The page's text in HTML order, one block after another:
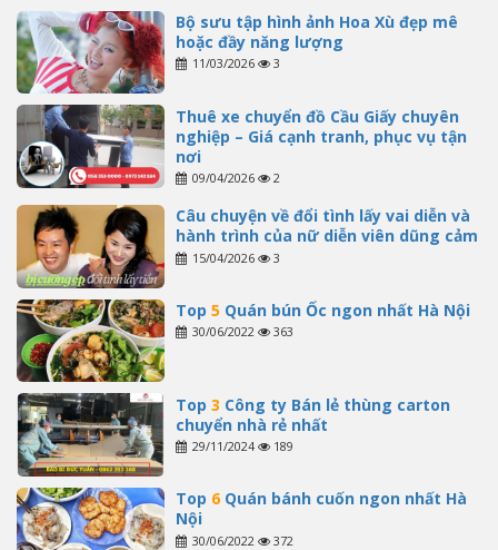
Bộ sưu tập hình ảnh Hoa Xù đẹp mê
hoặc đầy năng lượng
11/03/2026 3
Thuê xe chuyển đồ Cầu Giấy chuyên
nghiệp – Giá cạnh tranh, phục vụ tận
nơi
09/04/2026 2
Câu chuyện về đổi tình lấy vai diễn và
hành trình của nữ diễn viên dũng cảm
15/04/2026 3
Top 5 Quán bún Ốc ngon nhất Hà Nội
30/06/2022 363
Top 3 Công ty Bán lẻ thùng carton
chuyển nhà rẻ nhất
29/11/2024 189
Top 6Quán bánh cuốn ngon nhất Hà
Nội
30/06/2022 372